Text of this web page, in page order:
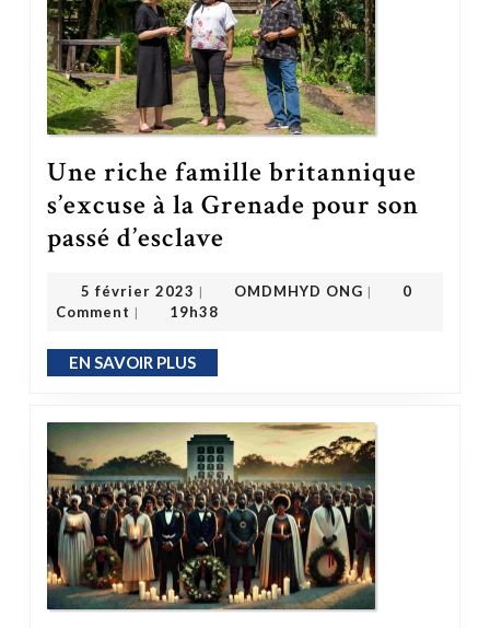
Une riche famille britannique
s’excuse à la Grenade pour son
passé d’esclave
5 février 2023 | OMDMHYD ONG |
0
Comment | 19h38
EN SAVOIR PLUSEN SAVOIR PLUS